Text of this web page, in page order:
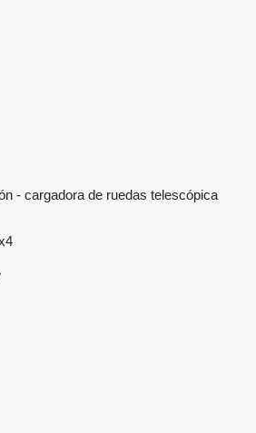
- cargadora de ruedas telescópica